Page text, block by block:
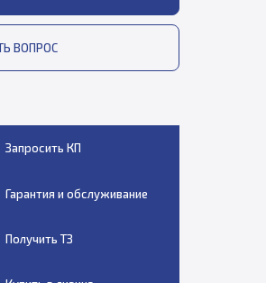
ВОПРОС
Запросить КП
Гарантия и обслуживание
Получить ТЗ